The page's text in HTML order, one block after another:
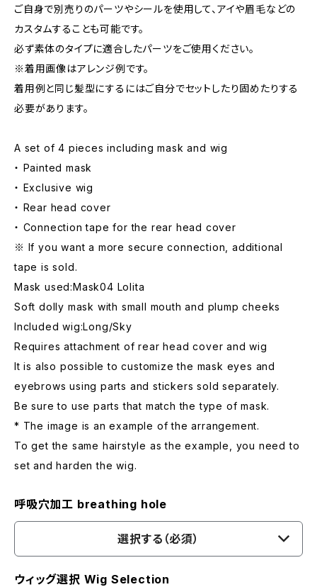
ご自身で別売りのパーツやシールを使用して、アイや眉毛などの
カスタムすることも可能です。
必ず素体のタイプに適合したパーツをご使用ください。
※着用画像はアレンジ例です。
着用例と同じ髪型にするにはご自分でセットしたり固めたりする
必要があります。
A set of 4 pieces including mask and wig
・ Painted mask
・ Exclusive wig
・ Rear head cover
・ Connection tape for the rear head cover
※ If you want a more secure connection, additional
tape is sold.
Mask used:Mask04 Lolita
Soft dolly mask with small mouth and plump cheeks
Included wig:Long/Sky
Requires attachment of rear head cover and wig
It is also possible to customize the mask eyes and
eyebrows using parts and stickers sold separately.
Be sure to use parts that match the type of mask.
* The image is an example of the arrangement.
To get the same hairstyle as the example, you need to
set and harden the wig.
呼吸穴加工 breathing hole
選択する（必須）
ウィッグ選択 Wig Selection